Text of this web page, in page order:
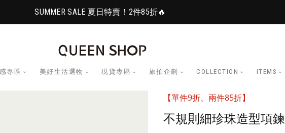
SUMMER SALE 夏日特賣！2件85折🔥
專區 美好生活選物 現貨專區 旅拍企劃 COLLECTION ITEMS
【單件9折、兩件85折】
不規則細珍珠造型項鍊